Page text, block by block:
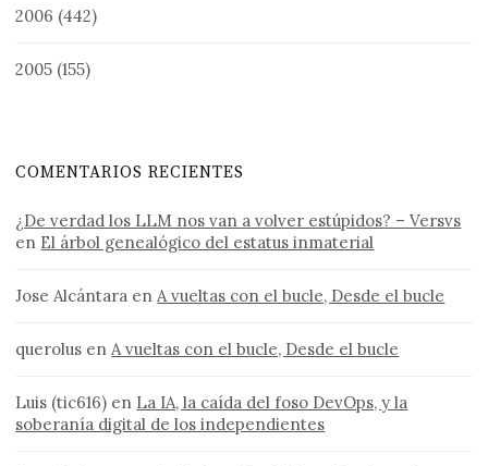
2006 (442)
2005 (155)
COMENTARIOS RECIENTES
¿De verdad los LLM nos van a volver estúpidos? – Versvs
en El árbol genealógico del estatus inmaterial
Jose Alcántara enA vueltas con el bucle, Desde el bucle
querolus enA vueltas con el bucle, Desde el bucle
Luis (tic616) en La IA, la caída del foso DevOps, y la
soberanía digital de los independientes